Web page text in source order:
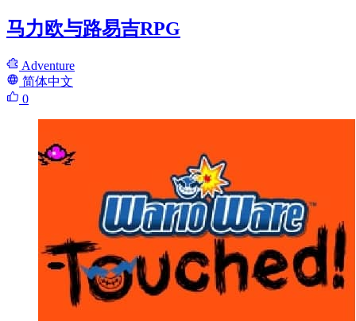
马力欧与路易吉RPG
Adventure
简体中文
0